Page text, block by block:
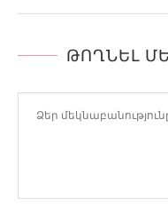
ԹՈՂՆԵԼ